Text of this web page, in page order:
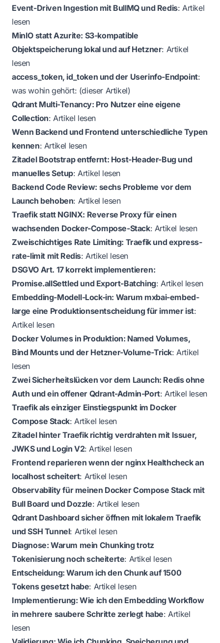
Event-Driven Ingestion mit BullMQ und Redis:Artikel
lesen
MinIO statt Azurite: S3-kompatible
Objektspeicherung lokal und auf Hetzner: Artikel
lesen
access_token, id_token und der Userinfo-Endpoint:
was wohin gehört: (dieser Artikel)
Qdrant Multi-Tenancy: Pro Nutzer eine eigene
Collection:Artikel lesen
Wenn Backend und Frontend unterschiedliche Typen
kennen: Artikel lesen
Zitadel Bootstrap entfernt: Host-Header-Bug und
manuelles Setup:Artikel lesen
Backend Code Review: sechs Probleme vor dem
Launch behoben: Artikel lesen
Traefik statt NGINX: Reverse Proxy für einen
wachsenden Docker-Compose-Stack: Artikel lesen
Zweischichtiges Rate Limiting: Traefik und express-
rate-limit mit Redis:Artikel lesen
DSGVO Art. 17 korrekt implementieren:
Promise.allSettled und Export-Batching:Artikel lesen
Embedding-Modell-Lock-in: Warum mxbai-embed-
large eine Produktionsentscheidung für immer ist:
Artikel lesen
Docker Volumes in Produktion: Named Volumes,
Bind Mounts und der Hetzner-Volume-Trick:Artikel
lesen
Zwei Sicherheitslücken vor dem Launch: Redis ohne
Auth und ein offener Qdrant-Admin-Port:Artikel lesen
Traefik als einziger Einstiegspunkt im Docker
Compose Stack:Artikel lesen
Zitadel hinter Traefik richtig verdrahten mit Issuer,
JWKS und Login V2:Artikel lesen
Frontend reparieren wenn der nginx Healthcheck an
localhost scheitert: Artikel lesen
Observability für meinen Docker Compose Stack mit
Bull Board und Dozzle: Artikel lesen
Qdrant Dashboard sicher öffnen mit lokalem Traefik
und SSH Tunnel: Artikel lesen
Diagnose: Warum mein Chunking trotz
Tokenisierung noch scheiterte: Artikel lesen
Entscheidung: Warum ich den Chunk auf 1500
Tokens gesetzt habe: Artikel lesen
Implementierung: Wie ich den Embedding Workflow
in mehrere saubere Schritte zerlegt habe:Artikel
lesen